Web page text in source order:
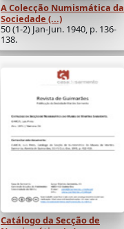
A Colecção Numismática da
Sociedade (...)
50 (1-2) Jan-Jun. 1940, p. 136-
138.
Catálogo da Secção de